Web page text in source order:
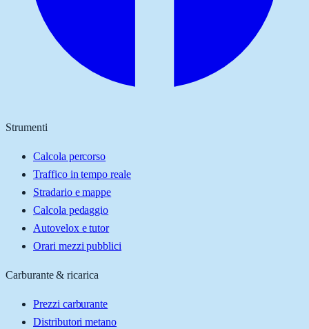
Strumenti
Calcola percorso
Traffico in tempo reale
Stradario e mappe
Calcola pedaggio
Autovelox e tutor
Orari mezzi pubblici
Carburante & ricarica
Prezzi carburante
Distributori metano